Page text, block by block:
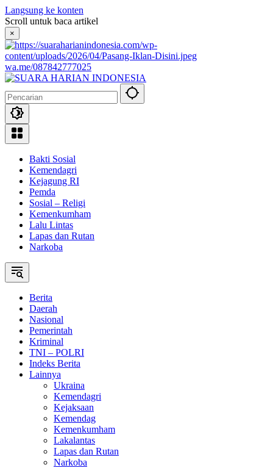
Langsung ke konten
Scroll untuk baca artikel
×
wa.me/087842777025
Bakti Sosial
Kemendagri
Kejagung RI
Pemda
Sosial – Religi
Kemenkumham
Lalu Lintas
Lapas dan Rutan
Narkoba
Berita
Daerah
Nasional
Pemerintah
Kriminal
TNI – POLRI
Indeks Berita
Lainnya
Ukraina
Kemendagri
Kejaksaan
Kemendag
Kemenkumham
Lakalantas
Lapas dan Rutan
Narkoba